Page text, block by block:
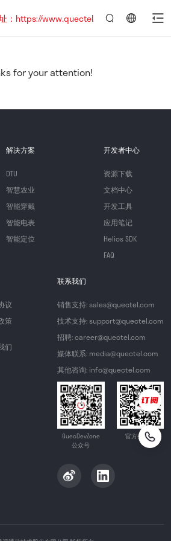
https://www.quectel.com.cn
for your attention!
解决方案
DTU
智慧农业
智能穿戴
智能电表
智能定位
开发者中心
资源下载
文档中心
开发工具
应用笔记
Helios SDK
FAQ
议
策
们
联系我们
销售支持: sales@quectel.com
技术支持: support@quectel.com
招聘: career@quectel.com
媒体联系: media@quectel.com
其他咨询: info@quectel.com
QuecDevZone
公众号
官方公众号